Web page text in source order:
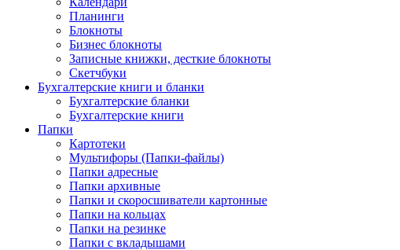
Планинги
Блокноты
Бизнес блокноты
Записные книжки, десткие блокноты
Скетчбуки
Бухгалтерские книги и бланки
Бухгалтерские бланки
Бухгалтерские книги
Папки
Картотеки
Мультифоры (Папки-файлы)
Папки адресные
Папки архивные
Папки и скоросшиватели картонные
Папки на кольцах
Папки на резинке
Папки с вкладышами